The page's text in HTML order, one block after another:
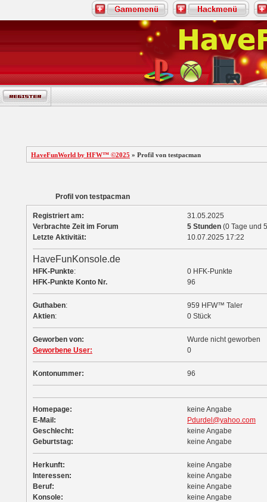
HaveFunWorld by HFW™ ©2025 » Profil von testpacman
Profil von testpacman
Registriert am:
31.05.2025
Verbrachte Zeit im Forum
5 Stunden (0 Tage und
Letzte Aktivität:
10.07.2025 17:22
HaveFunKonsole.de
HFK-Punkte:
0 HFK-Punkte
HFK-Punkte Konto Nr.
96
Guthaben:
959 HFW™ Taler
Aktien: 0 Stück
Geworben von:
Wurde nicht geworben
Geworbene User:
0
Kontonummer: 96
Homepage:
keine Angabe
E-Mail:
Pdurdel@yahoo.com
Geschlecht:
keine Angabe
Geburtstag:
keine Angabe
Herkunft:
keine Angabe
Interessen:
keine Angabe
Beruf:
keine Angabe
Konsole:
keine Angabe